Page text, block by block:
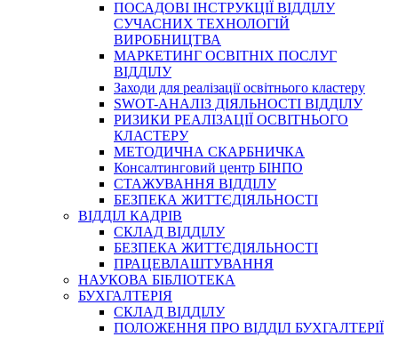
ПОСАДОВІ ІНСТРУКЦІЇ ВІДДІЛУ
СУЧАСНИХ ТЕХНОЛОГІЙ
ВИРОБНИЦТВА
МАРКЕТИНГ ОСВІТНІХ ПОСЛУГ
ВІДДІЛУ
Заходи для реалізації освітнього кластеру
SWOT-АНАЛІЗ ДІЯЛЬНОСТІ ВІДДІЛУ
РИЗИКИ РЕАЛІЗАЦІЇ ОСВІТНЬОГО
КЛАСТЕРУ
МЕТОДИЧНА СКАРБНИЧКА
Консалтинговий центр БІНПО
СТАЖУВАННЯ ВІДДІЛУ
БЕЗПЕКА ЖИТТЄДІЯЛЬНОСТІ
ВІДДІЛ КАДРІВ
СКЛАД ВІДДІЛУ
БЕЗПЕКА ЖИТТЄДІЯЛЬНОСТІ
ПРАЦЕВЛАШТУВАННЯ
НАУКОВА БІБЛІОТЕКА
БУХГАЛТЕРІЯ
СКЛАД ВІДДІЛУ
ПОЛОЖЕННЯ ПРО ВІДДІЛ БУХГАЛТЕРІЇ